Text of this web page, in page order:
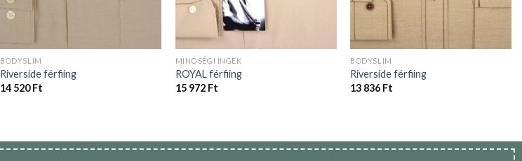
BODYSLIM
Riverside férfiing
14 520Ft
MINŐSÉGI INGEK
ROYAL férfiing
15 972 Ft
BODYSLIM
Riverside férfiing
13 836 Ft